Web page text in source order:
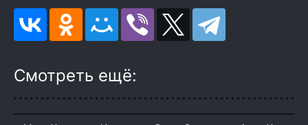
Смотреть ещё: